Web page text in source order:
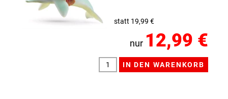
statt 19,99 €
nur 12,99 €